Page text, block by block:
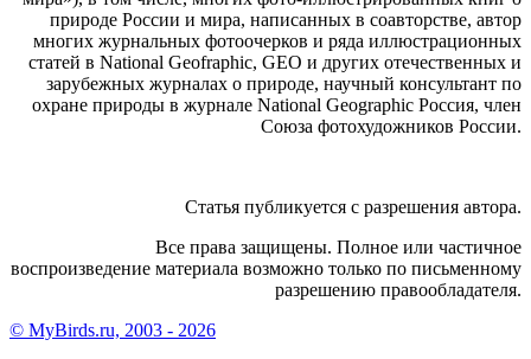
природе России и мира, написанных в соавторстве, автор
многих журнальных фотоочерков и ряда иллюстрационных
статей в National Geofraphic, GEO и других отечественных и
зарубежных журналах о природе, научный консультант по
охране природы в журнале National Geographic Россия, член
Союза фотохудожников России.
Статья публикуется с разрешения автора.
Все права защищены. Полное или частичное
воспроизведение материала возможно только по письменному
разрешению правообладателя.
© MyBirds.ru, 2003 - 2026